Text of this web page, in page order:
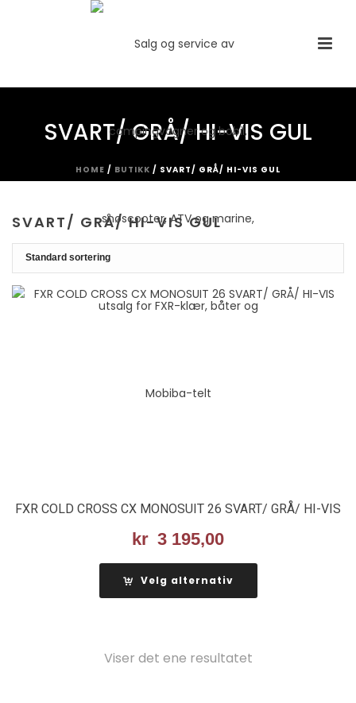
SVART/ GRÅ/ HI-VIS GUL
HOME / BUTIKK / SVART/ GRÅ/ HI-VIS GUL
SVART/ GRÅ/ HI-VIS GUL
FXR COLD CROSS CX MONOSUIT 26 SVART/ GRÅ/ HI-VIS
kr 3 195,00
Velg alternativ
Viser det ene resultatet